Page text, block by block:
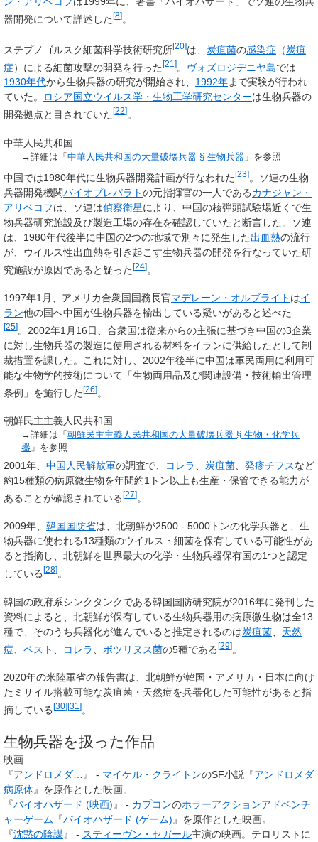
器開発について詳述した[8]。
ステプノゴルスク細菌科学技術研究所[20]は、 炭疽菌の感染症 （炭疽
症）による細菌攻撃の開発を行った[21 ]。 ヴォズロジデニヤ島では
1930年代から生物兵器の研究が開始され、 1992年まで実験が行われ
ていた。
ロシア国立ウイルス学・生物工学研究センターは生物兵器の
開発拠点と目されていた [22] 。
中華人民共和国
→詳細は「中華人民共和国の大量破壊兵器 § 生物兵器 」を参照
中国では1980年代に生物兵器開発計画が行なわれた[23]。ソ連の生物
兵器開発機関バイオプレパラトの元指揮官の一人であるカナジャン・
アリベコフは、ソ連は偵察衛星により、中国の核弾頭試験場近くで生
物兵器研究施設及び製造工場の存在を確認していたと断言した。ソ連
は、1980年代後半に中国の2つの地域で別々に発生した出血熱の流行
が、ウイルス性出血熱を引き起こす生物兵器の開発を行なっていた研
究施設が原因であると疑った[24]。
1997年1月、アメリカ合衆国国務長官マデレーン・オルブライト はイ
ラン他の国へ中国が生物兵器を輸出している疑いがあると述べた
[25]。2002年1月16日、合衆国は従来からの主張に基づき中国の3企業
に対し生物兵器の製造に使用される材料をイランに供給したとして制
裁措置を課した。これに対し、2002年後半に中国は軍民両用に利用可
能な生物学的技術について「生物両用品及び関連設備・技術輸出管理
条例」を施行した[26]
朝鮮民主主義人民共和国
→詳細は「朝鮮民主主義人民共和国の大量破壊兵器 § 生物・化学兵
器 」を参照
2001年、 中国人民解放軍の調査で、 コレラ 炭疽菌 発疹チフスなど
約15種類の病原微生物を年間約1トン以上も生産・保管できる能力が
あることが確認されている [27] 。
2009年、 韓国国防省は、北朝鮮が2500 - 5000トンの化学兵器と、生
物兵器に使われる13種類のウイルス・細菌を保有している可能性があ
ると指摘し、北朝鮮を世界最大の化学・生物兵器保有国の1つと認定
している [28] 。
韓国の政府系シンクタンクである韓国国防研究院が2016年に発刊した
資料によると、北朝鮮が保有している生物兵器用の病原微生物は全13
種で、そのうち兵器化が進んでいると推定されるのは炭疽菌
天然
痘
ペスト コレラ ボツリヌス菌の5種である[29]。
2020年の米陸軍省の報告書は、北朝鮮が韓国・アメリカ・日本に向け
たミサイル搭載可能な炭疽菌・天然痘を兵器化した可能性があると指
摘している[30][31 ]。
生物兵器を扱った作品
映画
『アンドロメダ… 』 - マイケル・クライトンのSF小説『アンドロメダ
病原体』を原作とした映画。
『バイオハザード (映画) 』 - カプコンのホラーアクションアドベンチ
ャーゲーム 『バイオハザード (ゲーム) 』を原作とした映画。
『沈黙の陰謀』 - スティーヴン・セガール主演の映画。テロリストに